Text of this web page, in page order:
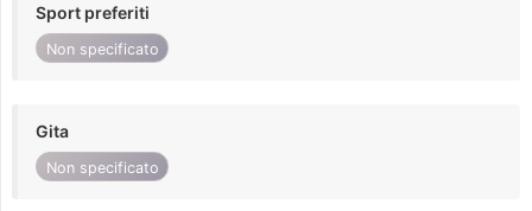
Sport preferiti
Non specificato
Gita
Non specificato